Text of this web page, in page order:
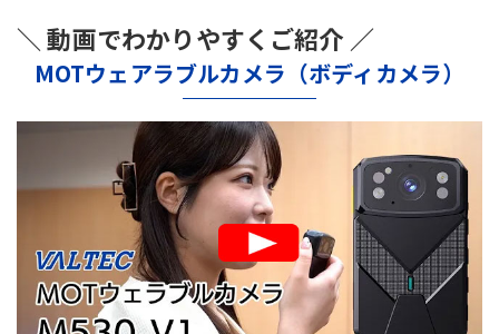
＼ 動画でわかりやすくご紹介 ／
MOTウェアラブルカメラ（ボディカメラ）